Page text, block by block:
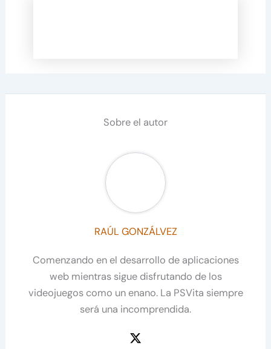
Sobre el autor
RAÚL GONZÁLVEZ
Comenzando en el desarrollo de aplicaciones
web mientras sigue disfrutando de los
videojuegos como un enano. La PSVita siempre
será una incomprendida.